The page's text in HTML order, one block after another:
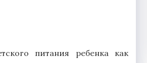
питания ребенка как